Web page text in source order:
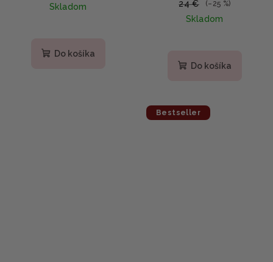
Skladom
produktu
Do košíka
24 € (–25 %)
Skladom
Do košíka
Bestseller